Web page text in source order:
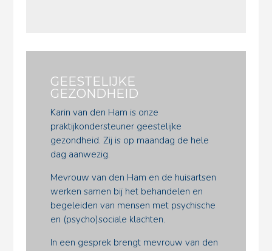
GEESTELIJKE
GEZONDHEID
Karin van den Ham is onze
praktijkondersteuner geestelijke
gezondheid. Zij is op maandag de hele
dag aanwezig.
Mevrouw van den Ham en de huisartsen
werken samen bij het behandelen en
begeleiden van mensen met psychische
en (psycho)sociale klachten.
In een gesprek brengt mevrouw van den